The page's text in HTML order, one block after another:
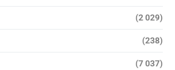
(2 029)
(238)
(7 037)